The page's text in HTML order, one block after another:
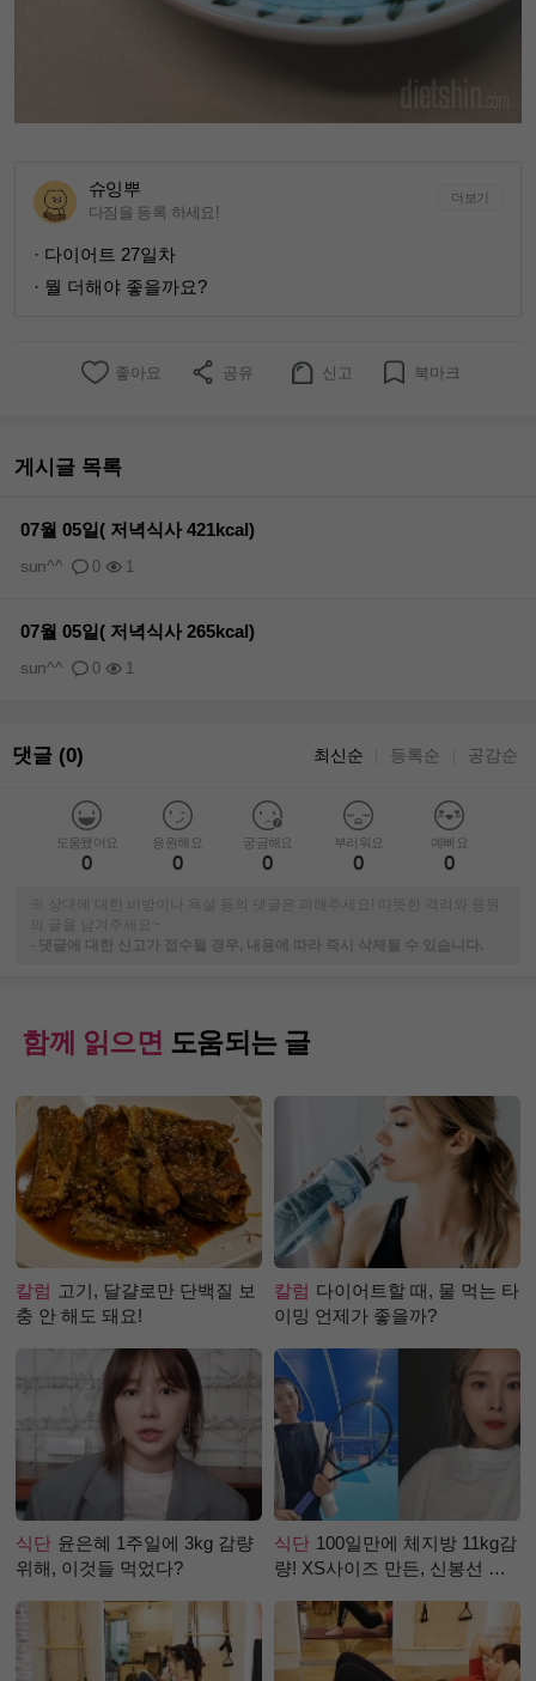
슈잉뿌
다짐을 등록 하세요!
더보기
· 다이어트 27일차
· 뭘 더해야 좋을까요?
좋아요 공유 신고 북마크
게시글 목록
07월 05일( 저녁식사 421kcal)
0 1
sun^^
07월 05일( 저녁식사 265kcal)
0 1
sun^^
댓글 (0) 최신순 등록순 공감순
도움됐어요
0
응원해요
0
궁금해요
0
부러워요
0
예뻐요
0
※ 상대에 대한 비방이나 욕설 등의 댓글은 피해주세요! 따뜻한 격려와 응원
-
댓글에 대한 신고가 접수될 경우, 내용에 따라 즉시 삭제될 수 있습니다.
함께 읽으면 도움되는 글
칼럼 고기, 달걀로만 단백질 보
충 안 해도 돼요!
칼럼 다이어트할 때, 물 먹는 타
이밍 언제가 좋을까?
식단 윤은혜 1주일에 3kg 감량
위해, 이것들 먹었다?
식단 100일만에 체지방 11kg감
량! XS사이즈 만든, 신봉선 식